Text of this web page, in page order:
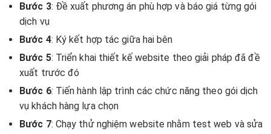
Bước 3: Đề xuất phương án phù hợp và báo giá từng gói
dịch vụ
Bước 4: Ký kết hợp tác giữa hai bên
Bước 5: Triển khai thiết kế website theo giải pháp đã đề
xuất trước đó
Bước 6: Tiến hành lập trình các chức năng theo gói dịch
vụ khách hàng lựa chọn
Bước 7: Chạy thử nghiệm website nhằm test web và sửa